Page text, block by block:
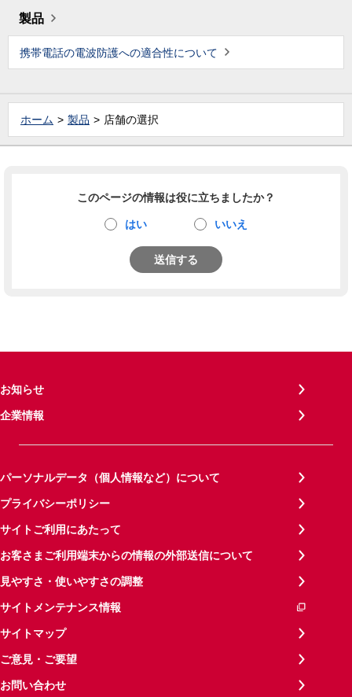
製品
携帯電話の電波防護への適合性について
ホーム 製品 店舗の選択
このページの情報は役に立ちましたか？
はい いいえ
送信する
お知らせ
企業情報
パーソナルデータ（個人情報など）について
プライバシーポリシー
サイトご利用にあたって
お客さまご利用端末からの情報の外部送信について
見やすさ・使いやすさの調整
サイトメンテナンス情報
サイトマップ
ご意見・ご要望
お問い合わせ